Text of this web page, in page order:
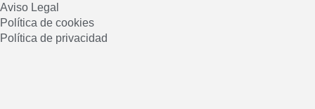
Aviso Legal
Política de cookies
Política de privacidad